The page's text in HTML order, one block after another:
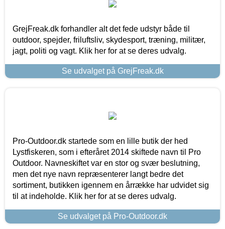
GrejFreak.dk forhandler alt det fede udstyr både til
outdoor, spejder, friluftsliv, skydesport, træning, militær,
jagt, politi og vagt. Klik her for at se deres udvalg.
Se udvalget på GrejFreak.dk
Pro-Outdoor.dk startede som en lille butik der hed
Lystfiskeren, som i efteråret 2014 skiftede navn til Pro
Outdoor. Navneskiftet var en stor og svær beslutning,
men det nye navn repræsenterer langt bedre det
sortiment, butikken igennem en årrække har udvidet sig
til at indeholde. Klik her for at se deres udvalg.
Se udvalget på Pro-Outdoor.dk